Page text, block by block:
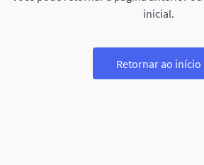
inicial.
Retornar ao início